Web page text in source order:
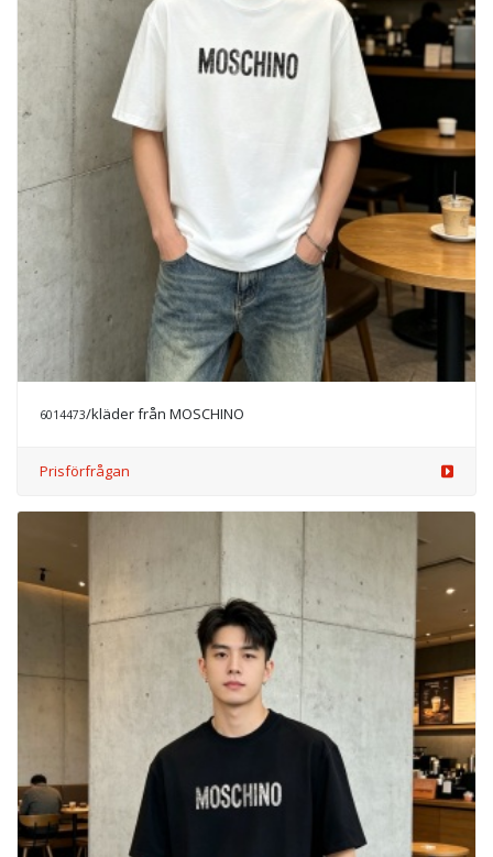
6014473/kläder från MOSCHINO
Prisförfrågan